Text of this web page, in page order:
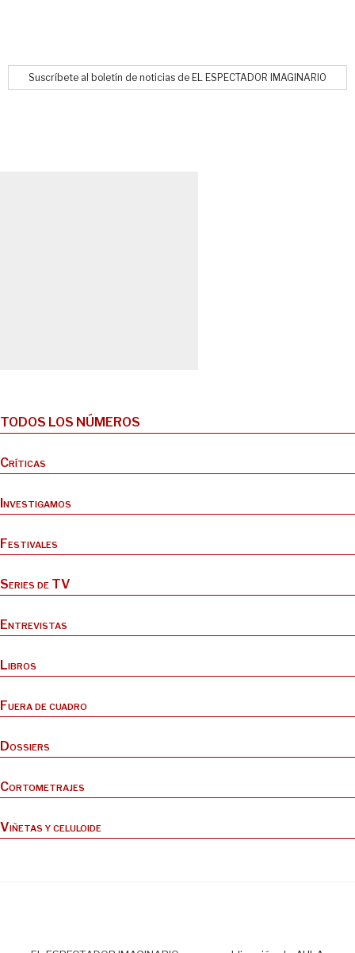
Suscríbete al boletín de noticias de EL ESPECTADOR IMAGINARIO
TODOS LOS NÚMEROS
Críticas
Investigamos
Festivales
Series de TV
Entrevistas
Libros
Fuera de cuadro
Dossiers
Cortometrajes
Viñetas y celuloide